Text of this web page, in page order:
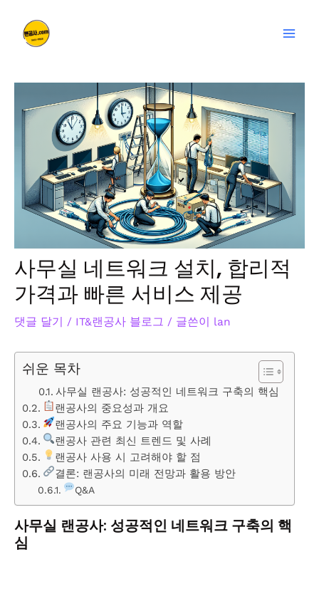
사무실 네트워크 설치, 합리적
가격과 빠른 서비스 제공
댓글 달기 / IT&랜공사 블로그 / 글쓴이 lan
쉬운 목차
사무실 랜공사: 성공적인 네트워크 구축의 핵심
랜공사의 중요성과 개요
랜공사의 주요 기능과 역할
랜공사 관련 최신 트렌드 및 사례
랜공사 사용 시 고려해야 할 점
결론: 랜공사의 미래 전망과 활용 방안
Q&A
사무실 랜공사: 성공적인 네트워크 구축의 핵
심
탐
색